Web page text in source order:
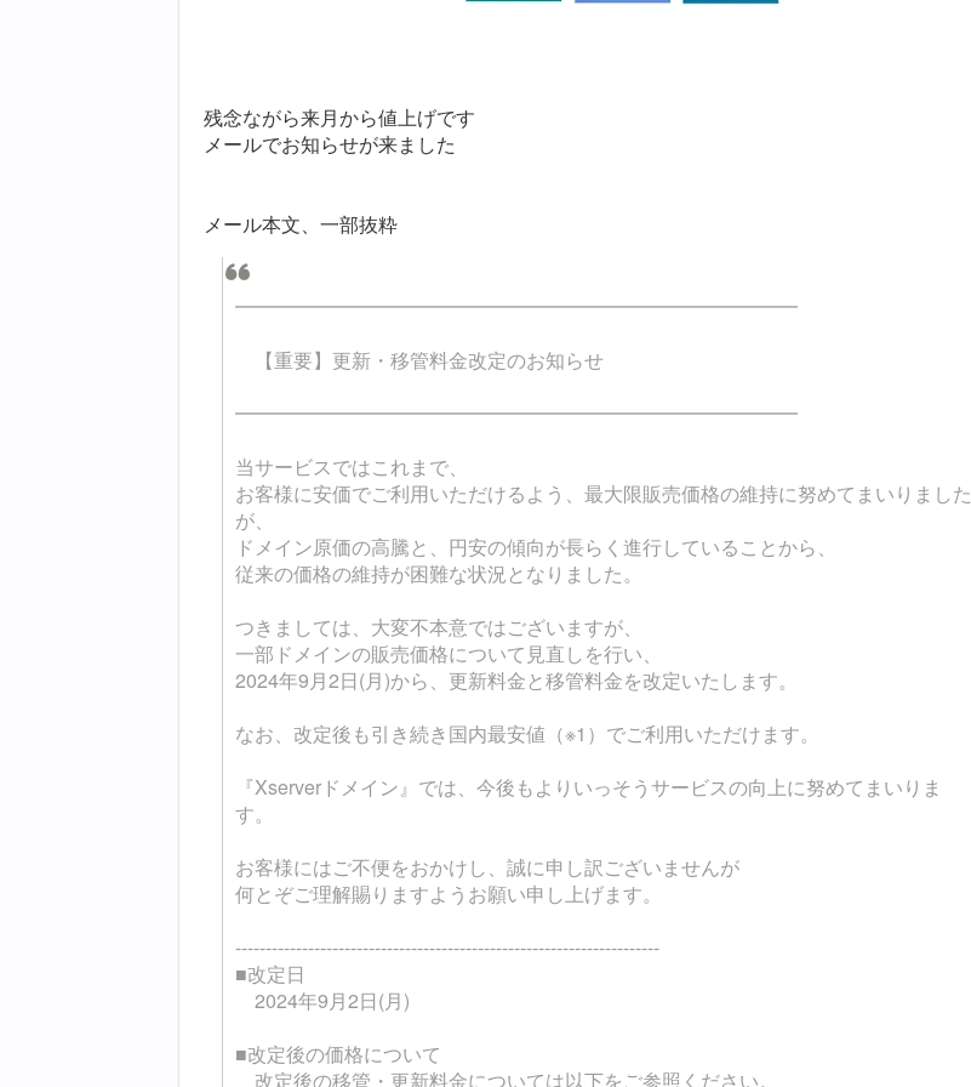
残念ながら来月から値上げです
メールでお知らせが来ました
メール本文、一部抜粋
━━━━━━━━━━━━━━━━━━━━━━━━━━━━━
【重要】更新・移管料金改定のお知らせ
━━━━━━━━━━━━━━━━━━━━━━━━━━━━━
当サービスではこれまで、
お客様に安価でご利用いただけるよう、最大限販売価格の維持に努めてまいりました
が、
ドメイン原価の高騰と、円安の傾向が長らく進行していることから、
従来の価格の維持が困難な状況となりました。
つきましては、大変不本意ではございますが、
一部ドメインの販売価格について見直しを行い、
2024年9月2日(月)から、更新料金と移管料金を改定いたします。
なお、改定後も引き続き国内最安値（※1）でご利用いただけます。
『Xserverドメイン』では、今後もよりいっそうサービスの向上に努めてまいりま
す。
お客様にはご不便をおかけし、誠に申し訳ございませんが
何とぞご理解賜りますようお願い申し上げます。
----------------------------------------------------------------------
■改定日
2024年9月2日(月)
■改定後の価格について
改定後の移管・更新料金については以下をご参照ください。